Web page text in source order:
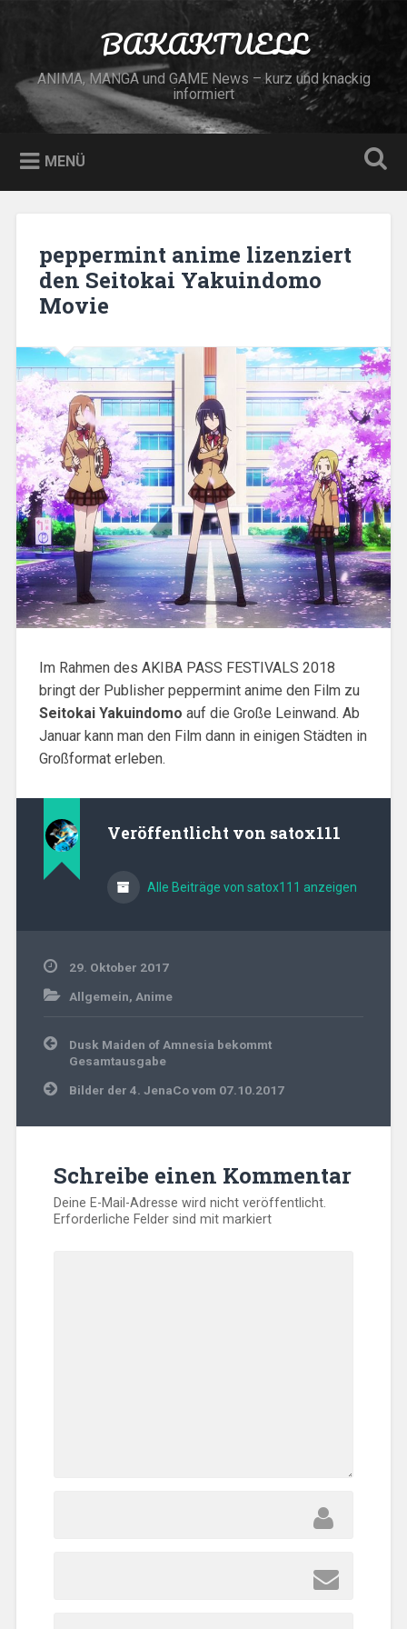
BAKAKTUELL
ANIMA, MANGA und GAME News – kurz und knackig
informiert
MENÜ
peppermint anime lizenziert
den Seitokai Yakuindomo
Movie
Im Rahmen des AKIBA PASS FESTIVALS 2018
bringt der Publisher peppermint anime den Film zu
Seitokai Yakuindomo auf die Große Leinwand. Ab
Januar kann man den Film dann in einigen Städten in
Großformat erleben.
Veröffentlicht von satox111
Alle Beiträge von satox111 anzeigen
29. Oktober 2017
Allgemein, Anime
Beitragsnavigation
Dusk Maiden of Amnesia bekommt
Gesamtausgabe
Bilder der 4. JenaCo vom 07.10.2017
Schreibe einen Kommentar
Deine E-Mail-Adresse wird nicht veröffentlicht.
Erforderliche Felder sind mitmarkiert